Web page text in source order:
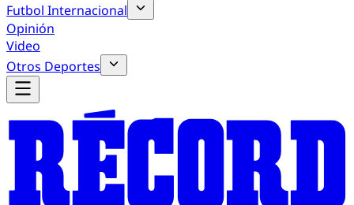
Futbol Internacional
Opinión
Video
Otros Deportes